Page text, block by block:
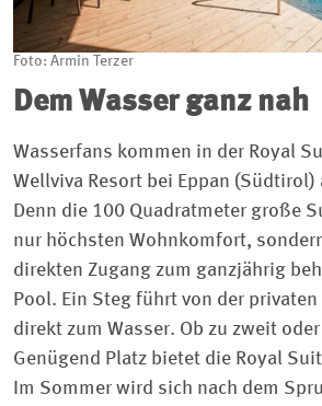
Foto: Armin Terzer
Dem Wasser ganz nah
Wasserfans kommen in der Royal
Wellviva Resort bei Eppan (Südtirol)
Denn die 100 Quadratmeter große
nur höchsten Wohnkomfort,
direkten Zugang zum ganzjährig
Pool. Ein Steg führt von der
direkt zum Wasser. Ob zu zweit
Genügend Platz bietet die Royal
Im Sommer wird sich nach dem